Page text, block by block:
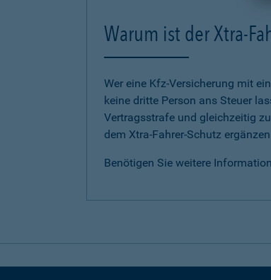
Warum ist der Xtra-
Wer eine Kfz-Versicherung mit
keine dritte Person ans Steuer
Vertragsstrafe und gleichzeitig
dem Xtra-Fahrer-Schutz
Benötigen Sie weitere